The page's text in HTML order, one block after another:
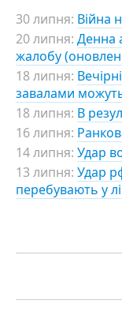
30 липня: Війна
20 липня: Денна
жалобу
18 липня:
завалами
18 липня: В
16 липня:
14 липня: Удар
13 липня: Удар
перебувають у